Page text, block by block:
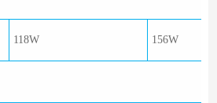
118W 156W